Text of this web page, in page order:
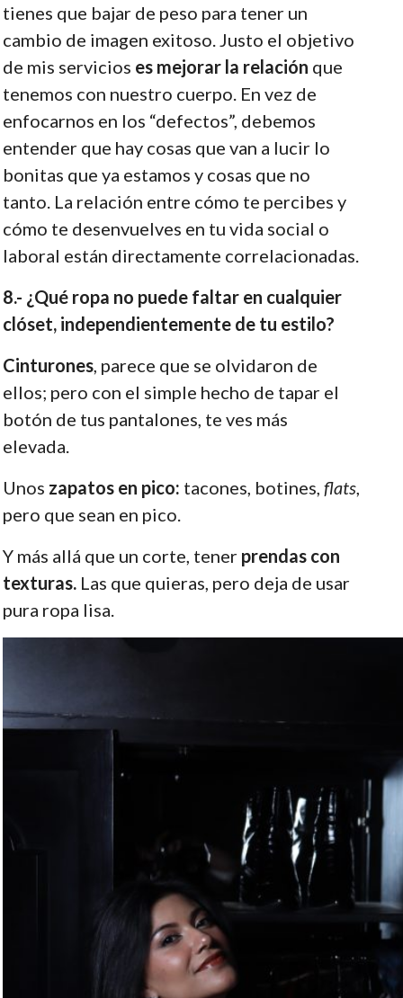
tienes que bajar de peso para tener un
cambio de imagen exitoso. Justo el objetivo
de mis servicios es mejorar la relación que
tenemos con nuestro cuerpo. En vez de
enfocarnos en los “defectos”, debemos
entender que hay cosas que van a lucir lo
bonitas que ya estamos y cosas que no
tanto. La relación entre cómo te percibes y
cómo te desenvuelves en tu vida social o
laboral están directamente correlacionadas.
8.- ¿Qué ropa no puede faltar en cualquier
clóset, independientemente de tu estilo?
Cinturones, parece que se olvidaron de
ellos; pero con el simple hecho de tapar el
botón de tus pantalones, te ves más
elevada.
Unos zapatos en pico: tacones, botines, flats,
pero que sean en pico.
Y más allá que un corte, tener prendas con
texturas. Las que quieras, pero deja de usar
pura ropa lisa.